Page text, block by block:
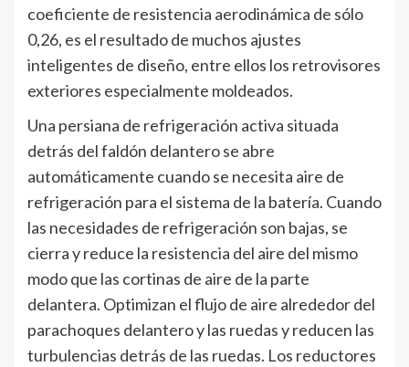
coeficiente de resistencia aerodinámica de sólo
0,26, es el resultado de muchos ajustes
inteligentes de diseño, entre ellos los retrovisores
exteriores especialmente moldeados.
Una persiana de refrigeración activa situada
detrás del faldón delantero se abre
automáticamente cuando se necesita aire de
refrigeración para el sistema de la batería. Cuando
las necesidades de refrigeración son bajas, se
cierra y reduce la resistencia del aire del mismo
modo que las cortinas de aire de la parte
delantera. Optimizan el flujo de aire alrededor del
parachoques delantero y las ruedas y reducen las
turbulencias detrás de las ruedas. Los reductores